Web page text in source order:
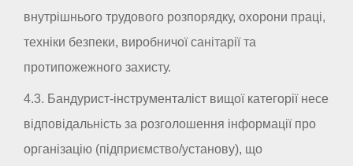
внутрішнього трудового розпорядку, охорони праці,
техніки безпеки, виробничої санітарії та
протипожежного захисту.
4.3. Бандурист-інструменталіст вищої категорії несе
відповідальність за розголошення інформації про
організацію (підприємство/установу), що